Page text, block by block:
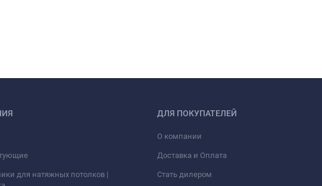
для натяжных потолков |
ДЛЯ ПОКУПАТЕЛЕЙ
О компании
Доставка и Оплата
Стать дилером